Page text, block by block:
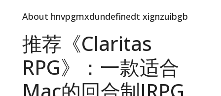
About hnvpgmxdundefinedt xignzuibgb
推荐《Claritas
RPG》：一款适合